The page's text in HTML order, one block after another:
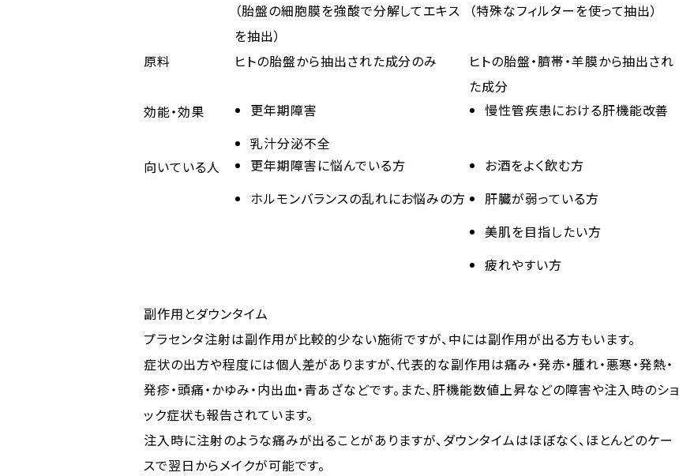
（胎盤の細胞膜を強酸で分解してエキス
を抽出）
（特殊なフィルターを使って抽出）
原料 ヒトの胎盤から抽出された成分のみ
ヒトの胎盤・臍帯・羊膜から抽出され
た成分
効能・効果
更年期障害
乳汁分泌不全
慢性管疾患における肝機能改善
向いている人
更年期障害に悩んでいる方
ホルモンバランスの乱れにお悩みの方
お酒をよく飲む方
肝臓が弱っている方
美肌を目指したい方
疲れやすい方
副作用とダウンタイム
プラセンタ注射は副作用が比較的少ない施術ですが、中には副作用が出る方もいます。
症状の出方や程度には個人差がありますが、代表的な副作用は痛み・発赤・腫れ・悪寒・発熱・
発疹・頭痛・かゆみ・内出血・青あざなどです。また、肝機能数値上昇などの障害や注入時のショ
ック症状も報告されています。
注入時に注射のような痛みが出ることがありますが、ダウンタイムはほぼなく、ほとんどのケー
スで翌日からメイクが可能です。